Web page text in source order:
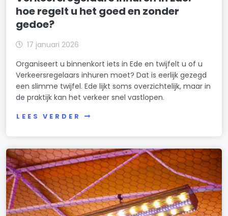
hoe regelt u het goed en zonder
gedoe?
17 januari 2026
Organiseert u binnenkort iets in Ede en twijfelt u of u
Verkeersregelaars inhuren moet? Dat is eerlijk gezegd
een slimme twijfel. Ede lijkt soms overzichtelijk, maar in
de praktijk kan het verkeer snel vastlopen.
LEES VERDER